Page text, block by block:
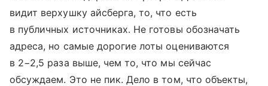
видит верхушку айсберга, то, что есть
в публичных источниках. Не готовы обозначать
адреса, но самые дорогие лоты оцениваются
в 2−2,5 раза выше, чем то, что мы сейчас
обсуждаем. Это не пик. Дело в том, что объекты,